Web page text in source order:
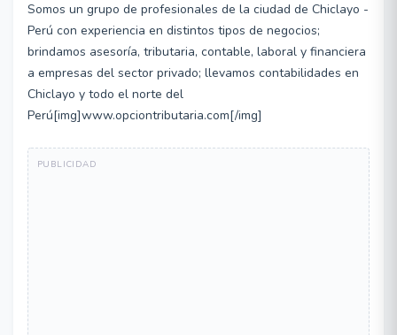
Somos un grupo de profesionales de la ciudad de Chiclayo -
Perú con experiencia en distintos tipos de negocios;
brindamos asesoría, tributaria, contable, laboral y financiera
a empresas del sector privado; llevamos contabilidades en
Chiclayo y todo el norte del
Perú[img]www.opciontributaria.com[/img]